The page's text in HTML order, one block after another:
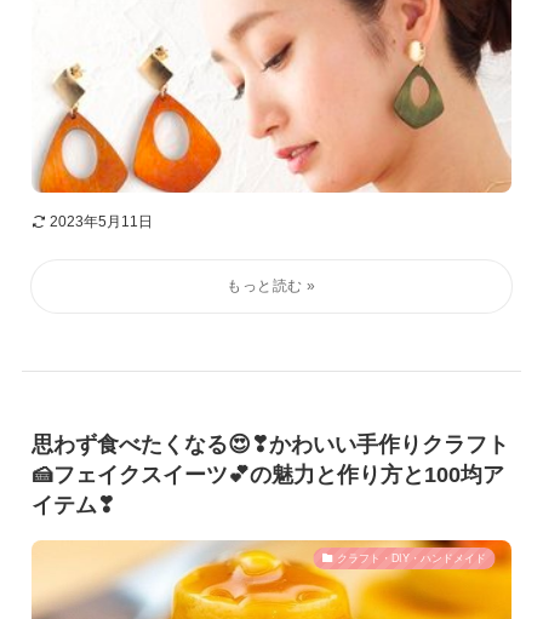
2023年5月11日
思わず食べたくなる😍❣かわいい手作りクラフト
🍰フェイクスイーツ💕の魅力と作り方と100均ア
イテム❣
クラフト・DIY・ハンドメイド